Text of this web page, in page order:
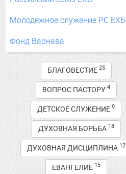
Молодёжное служение РС ЕХБ
Фонд Варнава
БЛАГОВЕСТИЕ 25
ВОПРОС ПАСТОРУ 4
ДЕТСКОЕ СЛУЖЕНИЕ9
ДУХОВНАЯ БОРЬБА 18
ДУХОВНАЯ ДИСЦИПЛИНА 12
ЕВАНГЕЛИЕ 15